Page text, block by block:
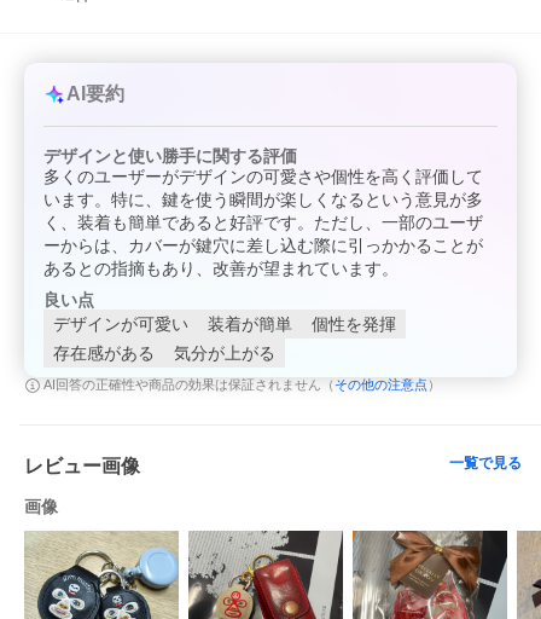
AI要約
デザインと使い勝手に関する評価
多くのユーザーがデザインの可愛さや個性を高く評価して
います。特に、鍵を使う瞬間が楽しくなるという意見が多
く、装着も簡単であると好評です。ただし、一部のユーザ
ーからは、カバーが鍵穴に差し込む際に引っかかることが
あるとの指摘もあり、改善が望まれています。
良い点
デザインが可愛い
装着が簡単
個性を発揮
存在感がある
気分が上がる
AI回答の正確性や商品の効果は保証されません（ その他の注意点 ）
レビュー画像 一覧で見る
画像